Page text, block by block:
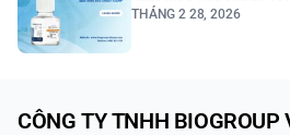
THÁNG 2 28, 2026
CÔNG TY TNHH BIOGROUP